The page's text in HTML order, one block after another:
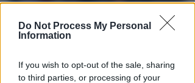
Do Not Process My Personal
Information
If you wish to opt-out of the sale, sharing
to third parties, or processing of your
VITTIMA UN ANZIANO RIMINESE
esperto di un agente